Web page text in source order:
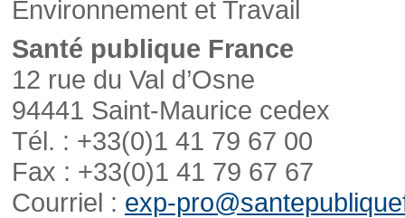
Environnement et Travail
Santé publique France
12 rue du Val d’Osne
94441 Saint-Maurice cedex
Tél. : +33(0)1 41 79 67 00
Fax : +33(0)1 41 79 67 67
Courriel : exp-